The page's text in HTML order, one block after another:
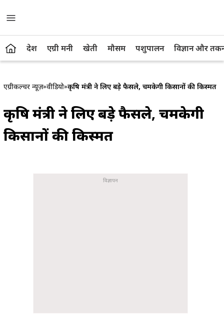
देश एग्री मनी खेती मौसम पशुपालन विज्ञान और
एग्रीकल्चर न्यूज़»वीडियो»कृषि मंत्री ने लिए बड़े फैसले, चमकेगी किसानों की किस्मत
कृषि मंत्री ने लिए बड़े फैसले, चमकेगी
किसानों की किस्मत